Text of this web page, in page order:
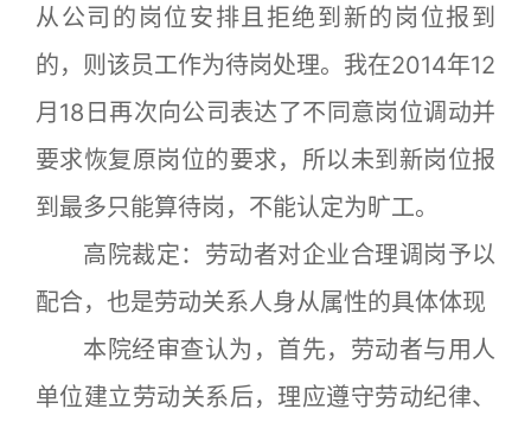
从公司的岗位安排且拒绝到新的岗位报到
的，则该员工作为待岗处理。我在2014年12
月18日再次向公司表达了不同意岗位调动并
要求恢复原岗位的要求，所以未到新岗位报
到最多只能算待岗，不能认定为旷工。
高院裁定：劳动者对企业合理调岗予以
配合，也是劳动关系人身从属性的具体体现
本院经审查认为，首先，劳动者与用人
单位建立劳动关系后，理应遵守劳动纪律、